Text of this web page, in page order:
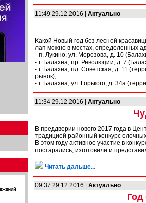
11:49 29.12.2016 | Актуально
Какой Новый год без лесной
лап можно в местах, определенных
- п. Лукино, ул. Морозова, д. 10
- г. Балахна, пр. Революции, д. 7
- г. Балахна, пл. Советская, д. 11
рынок);
- г. Балахна, ул. Горького, д. 34а
11:34 29.12.2016 | Актуально
В преддверии нового 2017 года в
традицией районный конкурс
В этом году активное участие в
постарались, изготовили и
Читать дальше...
09:37 29.12.2016 | Актуально
Год